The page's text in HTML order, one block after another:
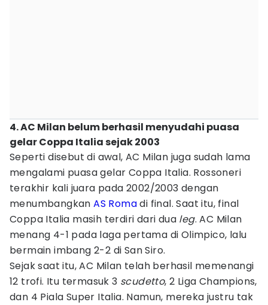
4. AC Milan belum berhasil menyudahi puasa
gelar Coppa Italia sejak 2003
Seperti disebut di awal, AC Milan juga sudah lama
mengalami puasa gelar Coppa Italia. Rossoneri
terakhir kali juara pada 2002/2003 dengan
menumbangkanAS Romadi final. Saat itu, final
Coppa Italia masih terdiri dari dua leg. AC Milan
menang 4-1 pada laga pertama di Olimpico, lalu
bermain imbang 2-2 di San Siro.
Sejak saat itu, AC Milan telah berhasil memenangi
12 trofi. Itu termasuk 3 scudetto, 2 Liga Champions,
dan 4 Piala Super Italia. Namun, mereka justru tak